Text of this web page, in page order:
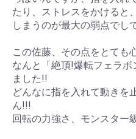
たり、ストレスをかけると
しまうのが最大の弱点でし
この佐藤、その点をとても
なんと「絶頂!爆転フェラ
ました!!
どんなに指を入れて動きを
ん!!!
回転の力強さ、モンスター